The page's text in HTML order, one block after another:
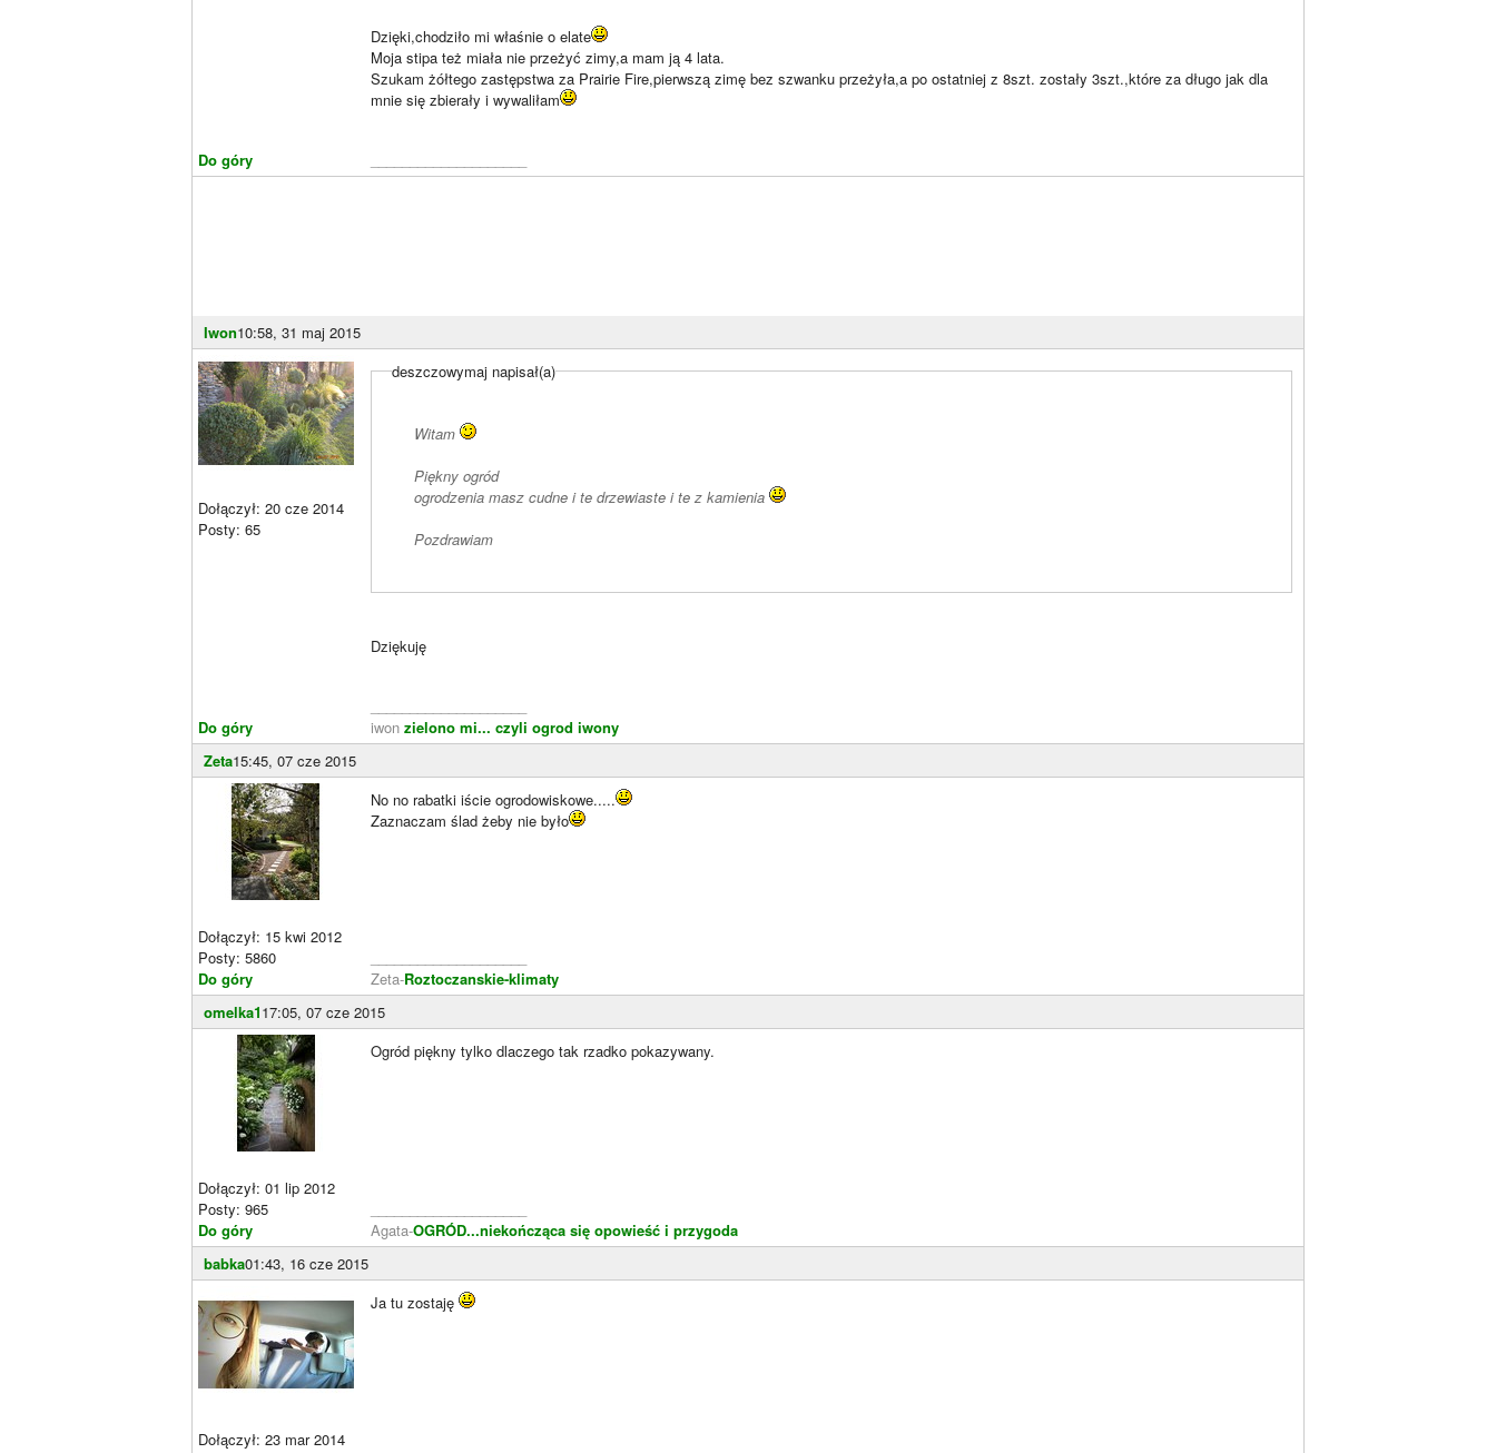
Do góry
Dzięki,chodziło mi właśnie o elate
Moja stipa też miała nie przeżyć zimy,a mam ją 4 lata.
Szukam żółtego zastępstwa za Prairie Fire,pierwszą zimę bez szwanku przeżyła,a po ostatniej z 8szt. zostały 3szt.,które za długo jak dla
mnie się zbierały i wywaliłam
Iwon10:58, 31 maj 2015
Dołączył: 20 cze 2014
Posty: 65
Do góry
deszczowymaj napisał(a)
Witam
Piękny ogród
ogrodzenia masz cudne i te drzewiaste i te z kamienia
Pozdrawiam
Dziękuję
iwon zielono mi... czyli ogrod iwony
Zeta15:45, 07 cze 2015
Dołączył: 15 kwi 2012
Posty: 5860
Do góry
No no rabatki iście ogrodowiskowe.....
Zaznaczam ślad żeby nie było
Zeta-Roztoczanskie-klimaty
omelka117:05, 07 cze 2015
Dołączył: 01 lip 2012
Posty: 965
Do góry
Ogród piękny tylko dlaczego tak rzadko pokazywany.
Agata-OGRÓD...niekończąca się opowieść i przygoda
babka01:43, 16 cze 2015
Dołączył: 23 mar 2014
Ja tu zostaję